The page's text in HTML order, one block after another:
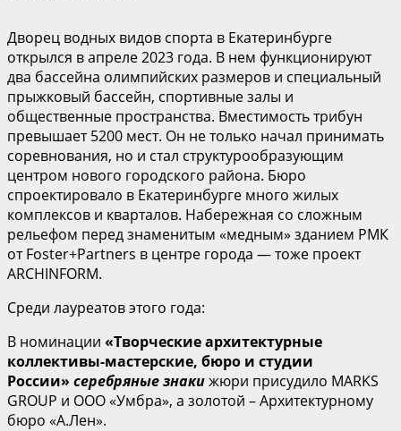
Дворец водных видов спорта в Екатеринбурге
открылся в апреле 2023 года. В нем функционируют
два бассейна олимпийских размеров и специальный
прыжковый бассейн, спортивные залы и
общественные пространства. Вместимость трибун
превышает 5200 мест. Он не только начал принимать
соревнования, но и стал структурообразующим
центром нового городского района. Бюро
спроектировало в Екатеринбурге много жилых
комплексов и кварталов. Набережная со сложным
рельефом перед знаменитым «медным» зданием РМК
от Foster+Partners в центре города — тоже проект
ARCHINFORM.
Среди лауреатов этого года:
В номинации «Творческие архитектурные
коллективы-мастерские, бюро и студии
России» серебряные знакижюри присудило MARKS
GROUP и ООО «Умбра», а золотой – Архитектурному
бюро «А.Лен».